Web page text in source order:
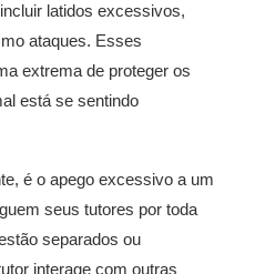
latidos excessivos,
ataques. Esses
extrema de proteger os
está se sentindo
é o apego excessivo a um
seus tutores por toda
separados ou
interage com outras